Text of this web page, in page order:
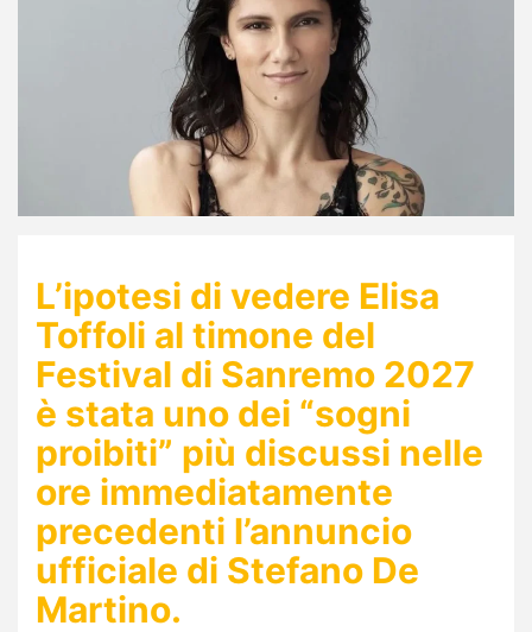
L’ipotesi di vedere Elisa
Toffoli al timone del
Festival di Sanremo 2027
è stata uno dei “sogni
proibiti” più discussi nelle
ore immediatamente
precedenti l’annuncio
ufficiale di Stefano De
Martino.